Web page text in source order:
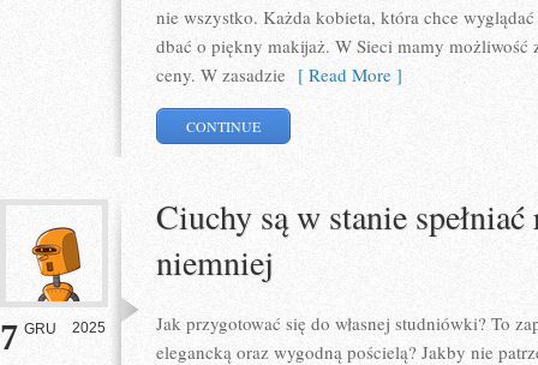
nie wszystko. Każda kobieta, która chce
dbać o piękny makijaż. W Sieci mamy możliwość
ceny. W zasadzie [ Read More ]
CONTINUE
7 GRU 2025
Ciuchy są w stanie
niemniej
Jak przygotować się do własnej studniówki? To
elegancką oraz wygodną pościelą? Jakby nie